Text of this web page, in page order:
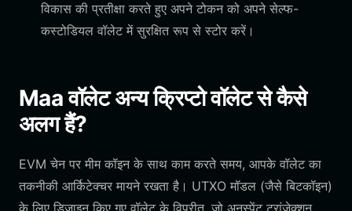
विकास की प्रतीक्षा करते हुए अपने टोकन को अपने सेल्फ-
कस्टोडियल वॉलेट में सुरक्षित रूप से स्टोर करें।
Maa वॉलेट अन्य क्रिप्टो वॉलेट से कैसे
अलग हैं?
EVM चेन पर मीम कॉइन के साथ काम करते समय, आपके वॉलेट का
तकनीकी आर्किटेक्चर मायने रखता है। UTXO मॉडल (जैसे बिटकॉइन)
के लिए डिज़ाइन किए गए वॉलेट के विपरीत, जो अनस्पेंट ट्रांजेक्शन